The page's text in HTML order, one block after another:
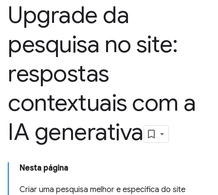
Upgrade da
pesquisa no site:
respostas
contextuais com a
IA generativa
Nesta página
Criar uma pesquisa melhor e específica do site